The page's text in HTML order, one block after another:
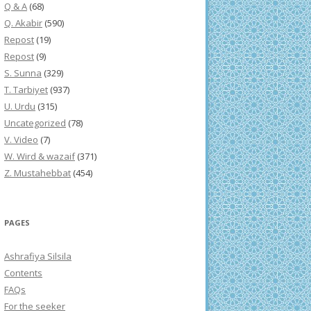
Q & A (68)
Q. Akabir (590)
Repost (19)
Repost (9)
S. Sunna (329)
T. Tarbiyet (937)
U. Urdu (315)
Uncategorized (78)
V. Video (7)
W. Wird & wazaif(371)
Z. Mustahebbat (454)
PAGES
Ashrafiya Silsila
Contents
FAQs
For the seeker